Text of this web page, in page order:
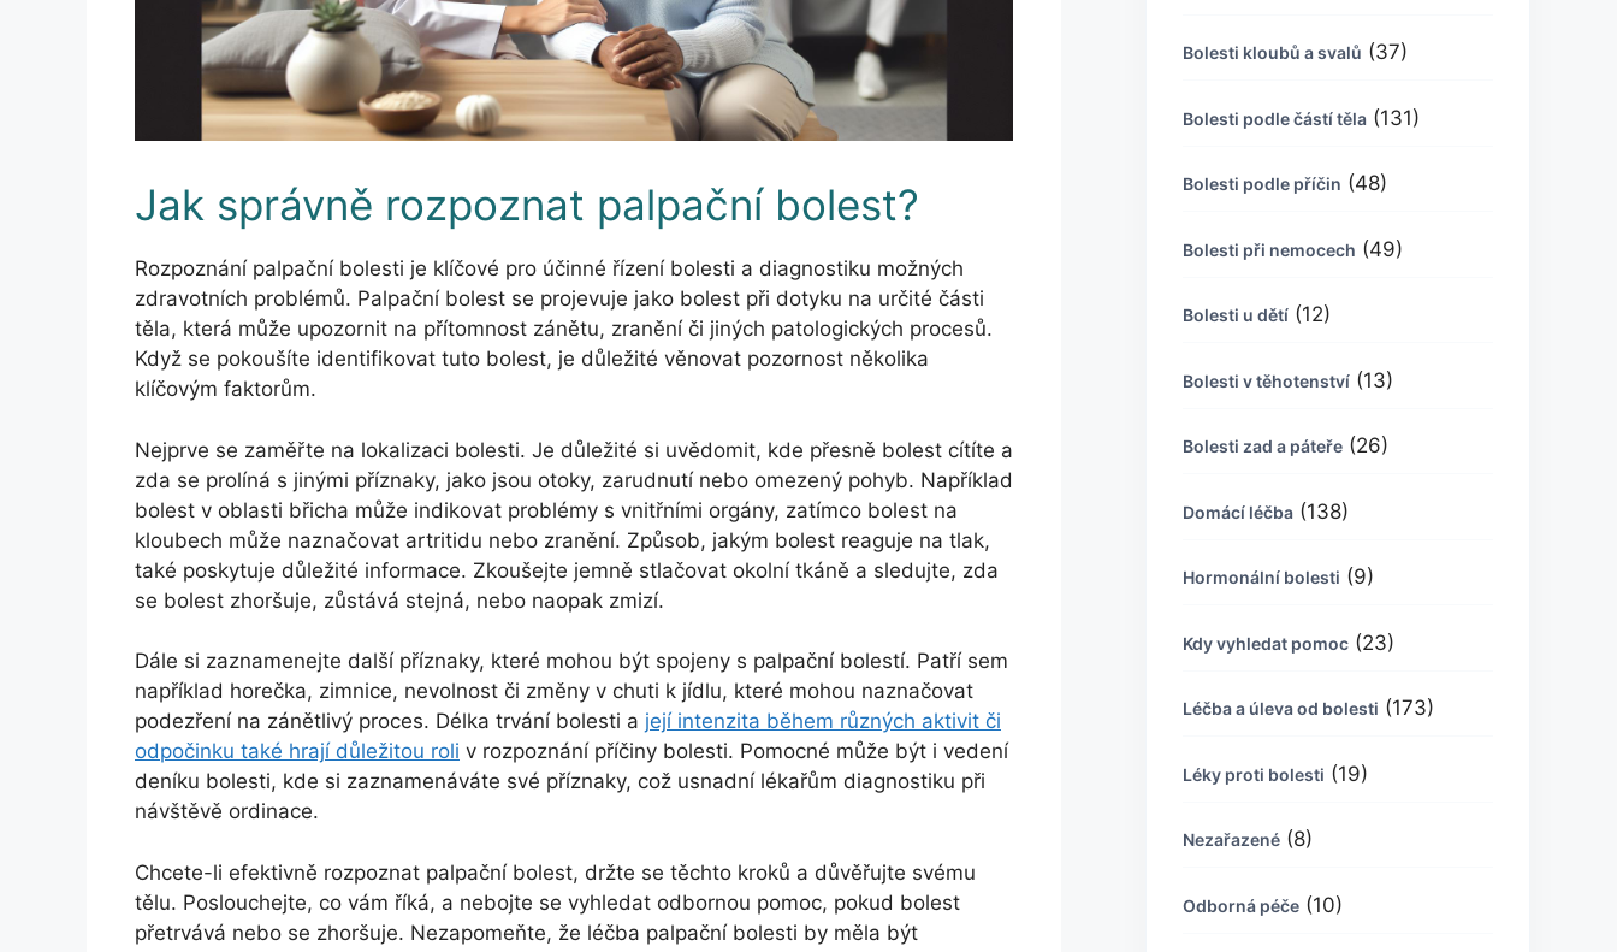
Jak správně rozpoznat palpační bolest?
Rozpoznání palpační bolesti je klíčové pro účinné řízení bolesti a diagnostiku možných
zdravotních problémů. Palpační bolest se projevuje jako bolest při dotyku na určité části
těla, která může upozornit na přítomnost zánětu, zranění či jiných patologických procesů.
Když se pokoušíte identifikovat tuto bolest, je důležité věnovat pozornost několika
klíčovým faktorům.
Nejprve se zaměřte na lokalizaci bolesti. Je důležité si uvědomit, kde přesně bolest cítíte a
zda se prolíná s jinými příznaky, jako jsou otoky, zarudnutí nebo omezený pohyb. Například
bolest v oblasti břicha může indikovat problémy s vnitřními orgány, zatímco bolest na
kloubech může naznačovat artritidu nebo zranění. Způsob, jakým bolest reaguje na tlak,
také poskytuje důležité informace. Zkoušejte jemně stlačovat okolní tkáně a sledujte, zda
se bolest zhoršuje, zůstává stejná, nebo naopak zmizí.
Dále si zaznamenejte další příznaky, které mohou být spojeny s palpační bolestí. Patří sem
například horečka, zimnice, nevolnost či změny v chuti k jídlu, které mohou naznačovat
podezření na zánětlivý proces. Délka trvání bolesti a její intenzita během různých aktivit či
odpočinku také hrají důležitou roli v rozpoznání příčiny bolesti. Pomocné může být i vedení
deníku bolesti, kde si zaznamenáváte své příznaky, což usnadní lékařům diagnostiku při
návštěvě ordinace.
Chcete-li efektivně rozpoznat palpační bolest, držte se těchto kroků a důvěřujte svému
tělu. Poslouchejte, co vám říká, a nebojte se vyhledat odbornou pomoc, pokud bolest
přetrvává nebo se zhoršuje. Nezapomeňte, že léčba palpační bolesti by měla být
Bolesti kloubů a svalů (37)
Bolesti podle částí těla (131)
Bolesti podle příčin (48)
Bolesti při nemocech (49)
Bolesti u dětí (12)
Bolesti v těhotenství (13)
Bolesti zad a páteře (26)
Domácí léčba (138)
Hormonální bolesti (9)
Kdy vyhledat pomoc (23)
Léčba a úleva od bolesti (173)
Léky proti bolesti (19)
Nezařazené (8)
Odborná péče (10)